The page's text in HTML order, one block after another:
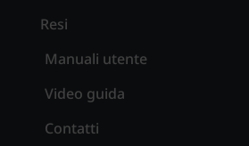
Resi
Manuali utente
Video guida
Contatti